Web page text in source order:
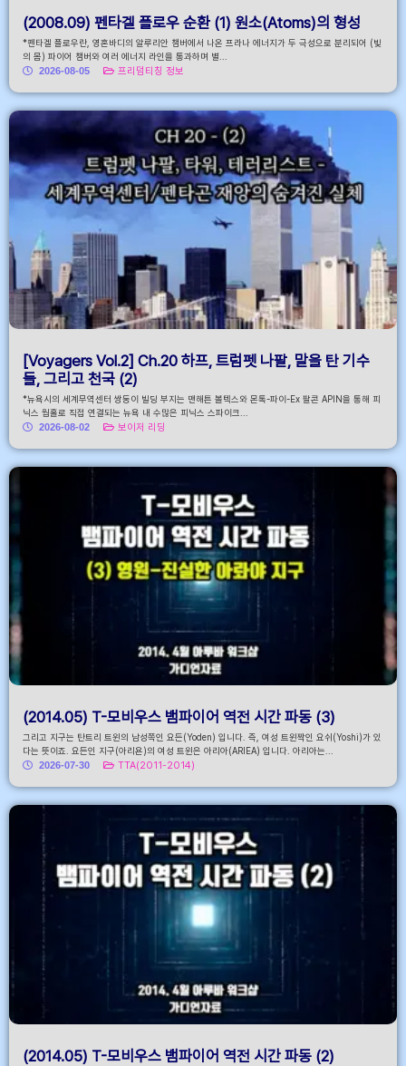
(2008.09) 펜타겔 플로우 순환 (1) 원소(Atoms)의 형성
*펜타겔 플로우란, 영혼바디의 알루리안 챔버에서 나온 프라나 에너지가 두 극성으로 분리되어 (빛
의 몸) 파이어 챔버와 여러 에너지 라인을 통과하며 별...
2026-08-05
프리덤티칭 정보
[Voyagers Vol.2] Ch.20 하프, 트럼펫 나팔, 말을 탄 기수
들, 그리고 천국 (2)
*뉴욕시의 세계무역센터 쌍둥이 빌딩 부지는 맨해튼 볼텍스와 몬톡-파이-Ex 팔콘 APIN을 통해 피
닉스 웜홀로 직접 연결되는 뉴욕 내 수많은 피닉스 스파이크...
2026-08-02
보이저 리딩
(2014.05) T-모비우스 뱀파이어 역전 시간 파동 (3)
그리고 지구는 탄트리 트윈의 남성쪽인 요든(Yoden) 입니다. 즉, 여성 트윈짝인 요쉬(Yoshi)가 있
다는 뜻이죠. 요든인 지구(아리욘)의 여성 트윈은 아리아(ARIEA) 입니다. 아리아는...
2026-07-30
TTA(2011-2014)
(2014.05) T-모비우스 뱀파이어 역전 시간 파동 (2)